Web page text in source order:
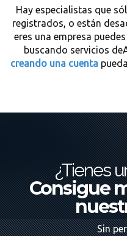
Hay especialistas que
registrados, o están
eres una empresa puedes
buscando servicios
creando una cuenta
¿Tienes
Consigue
Sin